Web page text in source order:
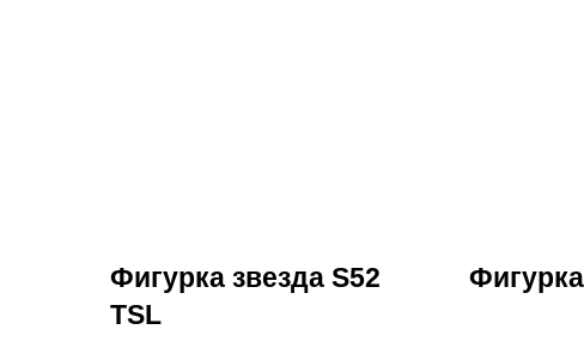
Фигурка звезда S52
TSL